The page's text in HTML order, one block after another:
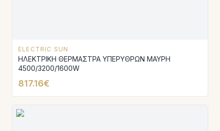
ELECTRIC SUN
ΗΛΕΚΤΡΙΚΗ ΘΕΡΜΑΣΤΡΑ ΥΠΕΡΥΘΡΩΝ ΜΑΥΡΗ
4500/3200/1600W
817.16€